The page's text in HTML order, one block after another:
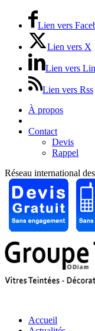
Lien vers
Lien vers X
Lien vers
Lien vers Rss
À propos
Contact
Devis
Rappel
Réseau international
Accueil